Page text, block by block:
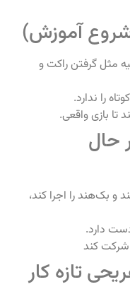
مثل گرفتن راکت و
را ندارد.
تا بازی واقعی.
در حال
و بک‌هند را اجرا کند،
دارد.
شرکت کند